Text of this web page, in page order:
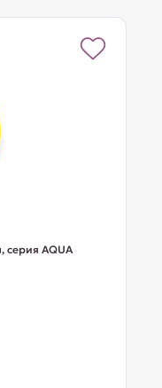
серия AQUA